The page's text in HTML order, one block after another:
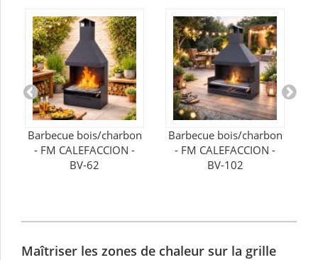
Barbecue bois/charbon
- FM CALEFACCION -
BV-62
Barbecue bois/charbon
- FM CALEFACCION -
BV-102
Maîtriser les zones de chaleur sur la grille